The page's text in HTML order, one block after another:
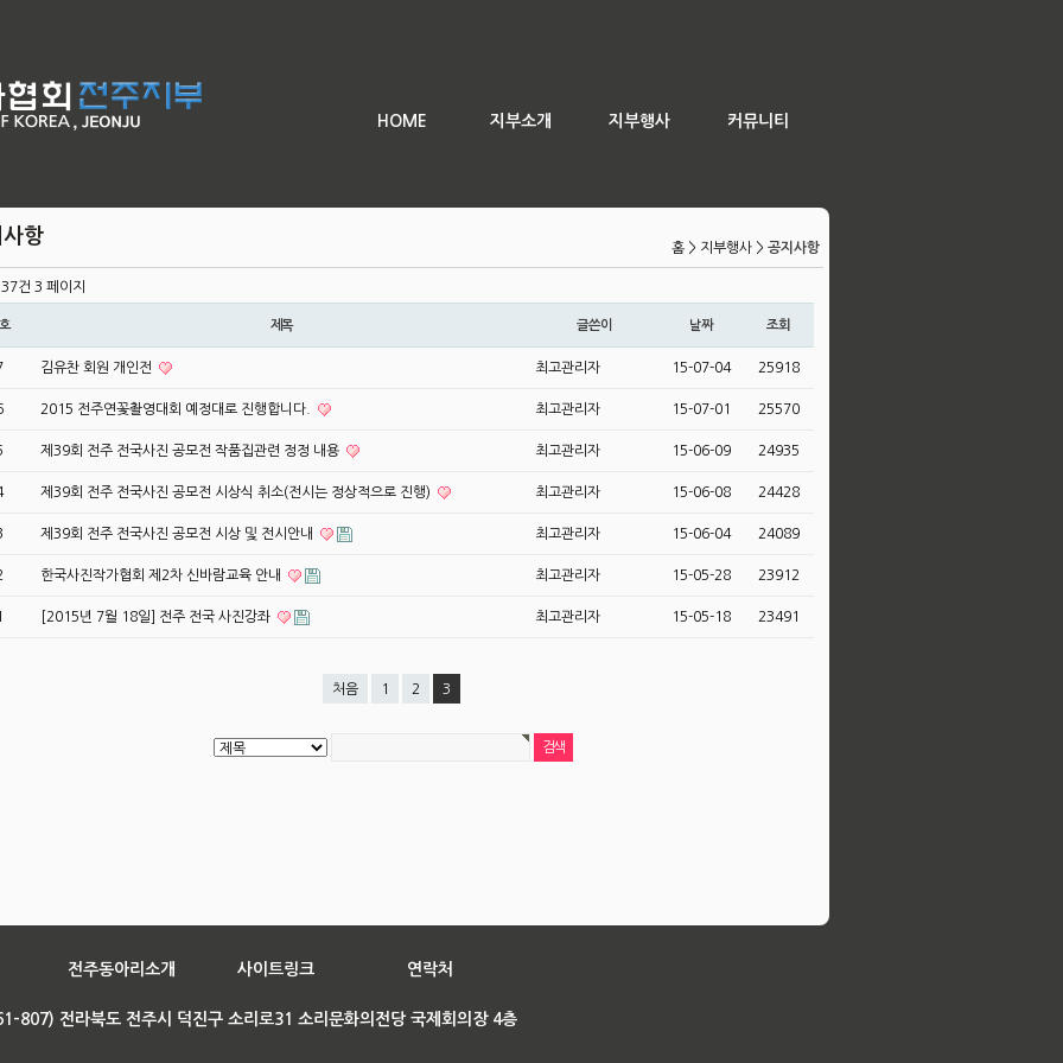
HOME 지부소개 지부행사 커뮤니티
항
홈 > 지부행사 > 공지사항
건 3 페이지
제목 글쓴이 날짜 조회
김유찬 회원 개인전 최고관리자 15-07-04 25918
2015 전주연꽃촬영대회 예정대로 진행합니다. 최고관리자 15-07-01 25570
제39회 전주 전국사진 공모전 작품집관련 정정 내용 최고관리자 15-06-09 24935
제39회 전주 전국사진 공모전 시상식 취소(전시는 정상적으로 진행) 최고관리자 15-06-08 24428
제39회 전주 전국사진 공모전 시상 및 전시안내 최고관리자 15-06-04 24089
한국사진작가협회 제2차 신바람교육 안내 최고관리자 15-05-28 23912
[2015년 7월 18일] 전주 전국 사진강좌 최고관리자 15-05-18 23491
처음 1 2 3
전주동아리소개 사이트링크 연락처
807) 전라북도 전주시 덕진구 소리로31 소리문화의전당 국제회의장 4층